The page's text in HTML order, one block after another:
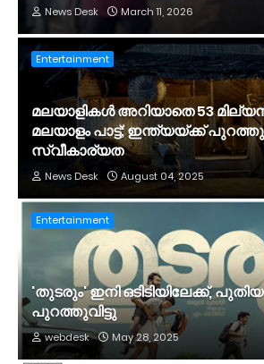
News Desk March 11, 2026
Entertainment
മലയാളികൾ അറിയാതെ 53
മലയാളം പാട്ട്; ഇന്ത്യയ്ക്ക്
സ്വീകാര്യത
News Desk August 04, 2025
Entertainment
'തുടരും' ഇനി ഒടിടിയിലേക്ക്,
പുറത്തുവിട്ടു
webdesk May 28, 2025